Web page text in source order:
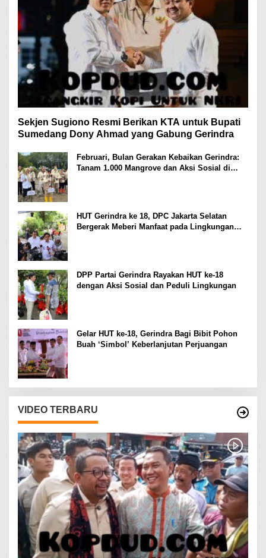
Sekjen Sugiono Resmi Berikan KTA untuk Bupati
Sumedang Dony Ahmad yang Gabung Gerindra
Februari, Bulan Gerakan Kebaikan Gerindra:
Tanam 1.000 Mangrove dan Aksi Sosial di
HUT Gerindra ke 18, DPC Jakarta Selatan
Bergerak Meberi Manfaat pada Lingkungan
DPP Partai Gerindra Rayakan HUT ke-18
dengan Aksi Sosial dan Peduli Lingkungan
Gelar HUT ke-18, Gerindra Bagi Bibit Pohon
Buah ‘Simbol’ Keberlanjutan Perjuangan
VIDEO TERBARU